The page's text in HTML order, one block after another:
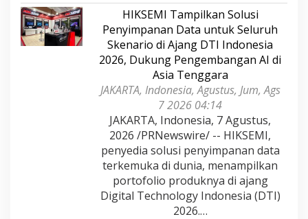
HIKSEMI Tampilkan Solusi
Penyimpanan Data untuk Seluruh
Skenario di Ajang DTI Indonesia
2026, Dukung Pengembangan AI di
Asia Tenggara
JAKARTA, Indonesia, Agustus, Jum, Ags
7 2026 04:14
JAKARTA, Indonesia, 7 Agustus,
2026 /PRNewswire/ -- HIKSEMI,
penyedia solusi penyimpanan data
terkemuka di dunia, menampilkan
portofolio produknya di ajang
Digital Technology Indonesia (DTI)
2026.…